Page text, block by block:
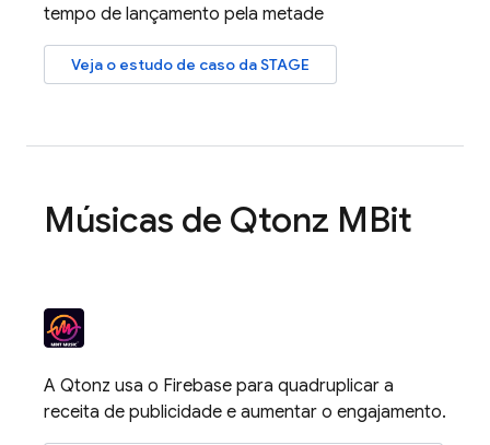
tempo de lançamento pela metade
Veja o estudo de caso da STAGE
Músicas de Qtonz MBit
A Qtonz usa o Firebase para quadruplicar a
receita de publicidade e aumentar o engajamento.